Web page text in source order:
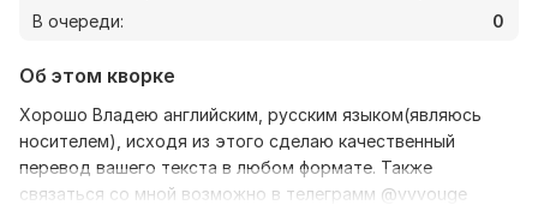
В очереди:
0
Об этом кворке
Хорошо Владею английским, русским языком(являюсь
носителем), исходя из этого сделаю качественный
перевод вашего текста в любом формате. Также
связаться со мной возможно в телеграмм @vvvouge